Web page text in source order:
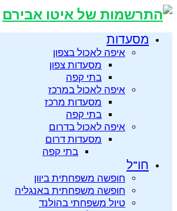
מסעדות
איפה לאכול בצפון
מסעדות צפון
בתי קפה
איפה לאכול במרכז
מסעדות מרכז
בתי קפה
איפה לאכול בדרום
מסעדות דרום
בתי קפה
חו”ל
חופשה משפחתית ביוון
חופשה משפחתית באנגליה
טיול משפחתי בהולנד